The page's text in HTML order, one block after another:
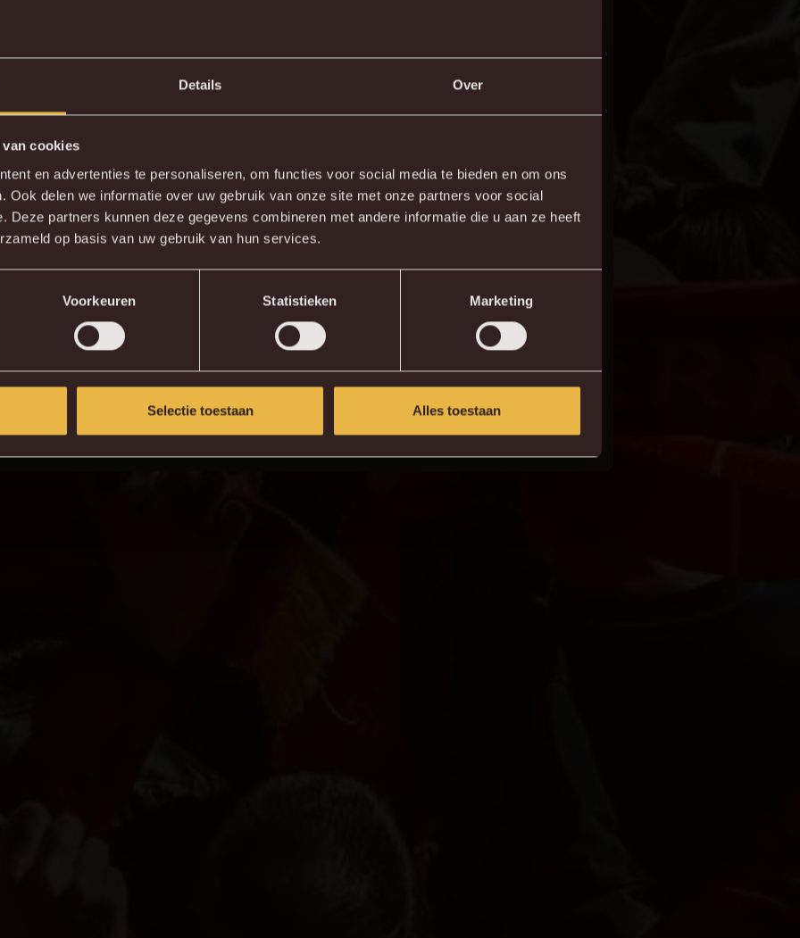
Details Over
van cookies
en advertenties te personaliseren, om functies voor social media te bieden en om ons
Ook delen we informatie over uw gebruik van onze site met onze partners voor social
Deze partners kunnen deze gegevens combineren met andere informatie die u aan ze heeft
op basis van uw gebruik van hun services.
Voorkeuren Statistieken Marketing
Selectie toestaan Alles toestaan
sjaal, handschoenen en nekwarmer voor€37,13 ipv €49,50.
schild
voor
niet en maak je klaar om te schitteren tijdens de volgende (thuis)wedstrijd